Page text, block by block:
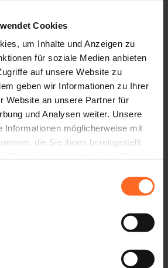
Cookies
um Inhalte und Anzeigen zu
für soziale Medien anbieten
auf unsere Website zu
geben wir Informationen zu Ihrer
Website an unsere Partner für
und Analysen weiter. Unsere
Informationen möglicherweise mit
die Sie ihnen bereitgestellt